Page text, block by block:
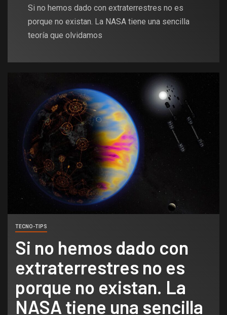
Si no hemos dado con extraterrestres no es
porque no existan. La NASA tiene una sencilla
teoría que olvidamos
TECNO-TIPS
Si no hemos dado con
extraterrestres no es
porque no existan. La
NASA tiene una sencilla